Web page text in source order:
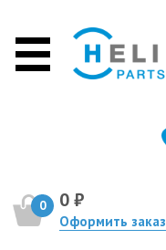
0 0 ₽
Оформить заказ